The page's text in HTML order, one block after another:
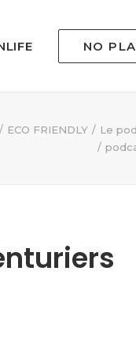
NO
ECO FRIENDLY
Le